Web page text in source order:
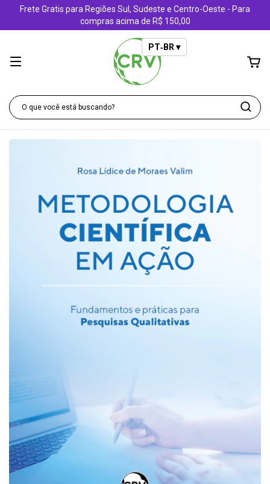
Frete Gratis para Regiões Sul, Sudeste e Centro-Oeste - Para
compras acima de R$ 150,00
PT‑BR ▾